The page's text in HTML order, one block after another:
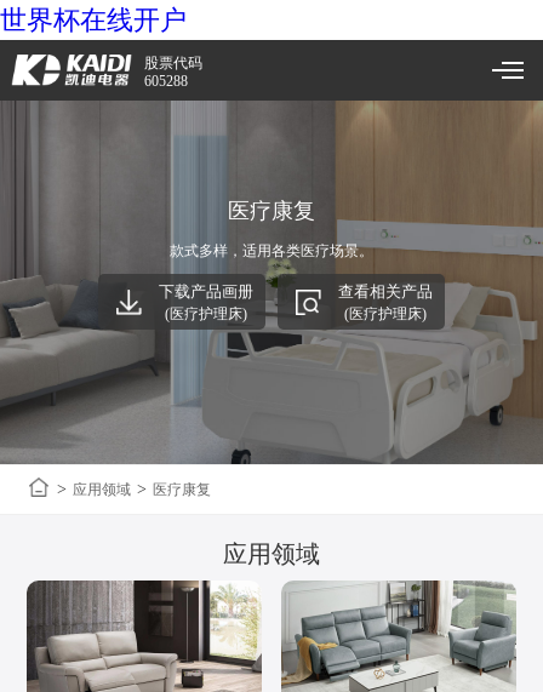
世界杯在线开户
股票代码
605288
医疗康复
款式多样，适用各类医疗场景。
下载产品画册
(医疗护理床)
查看相关产品
(医疗护理床)
> 应用领域 > 医疗康复
应用领域